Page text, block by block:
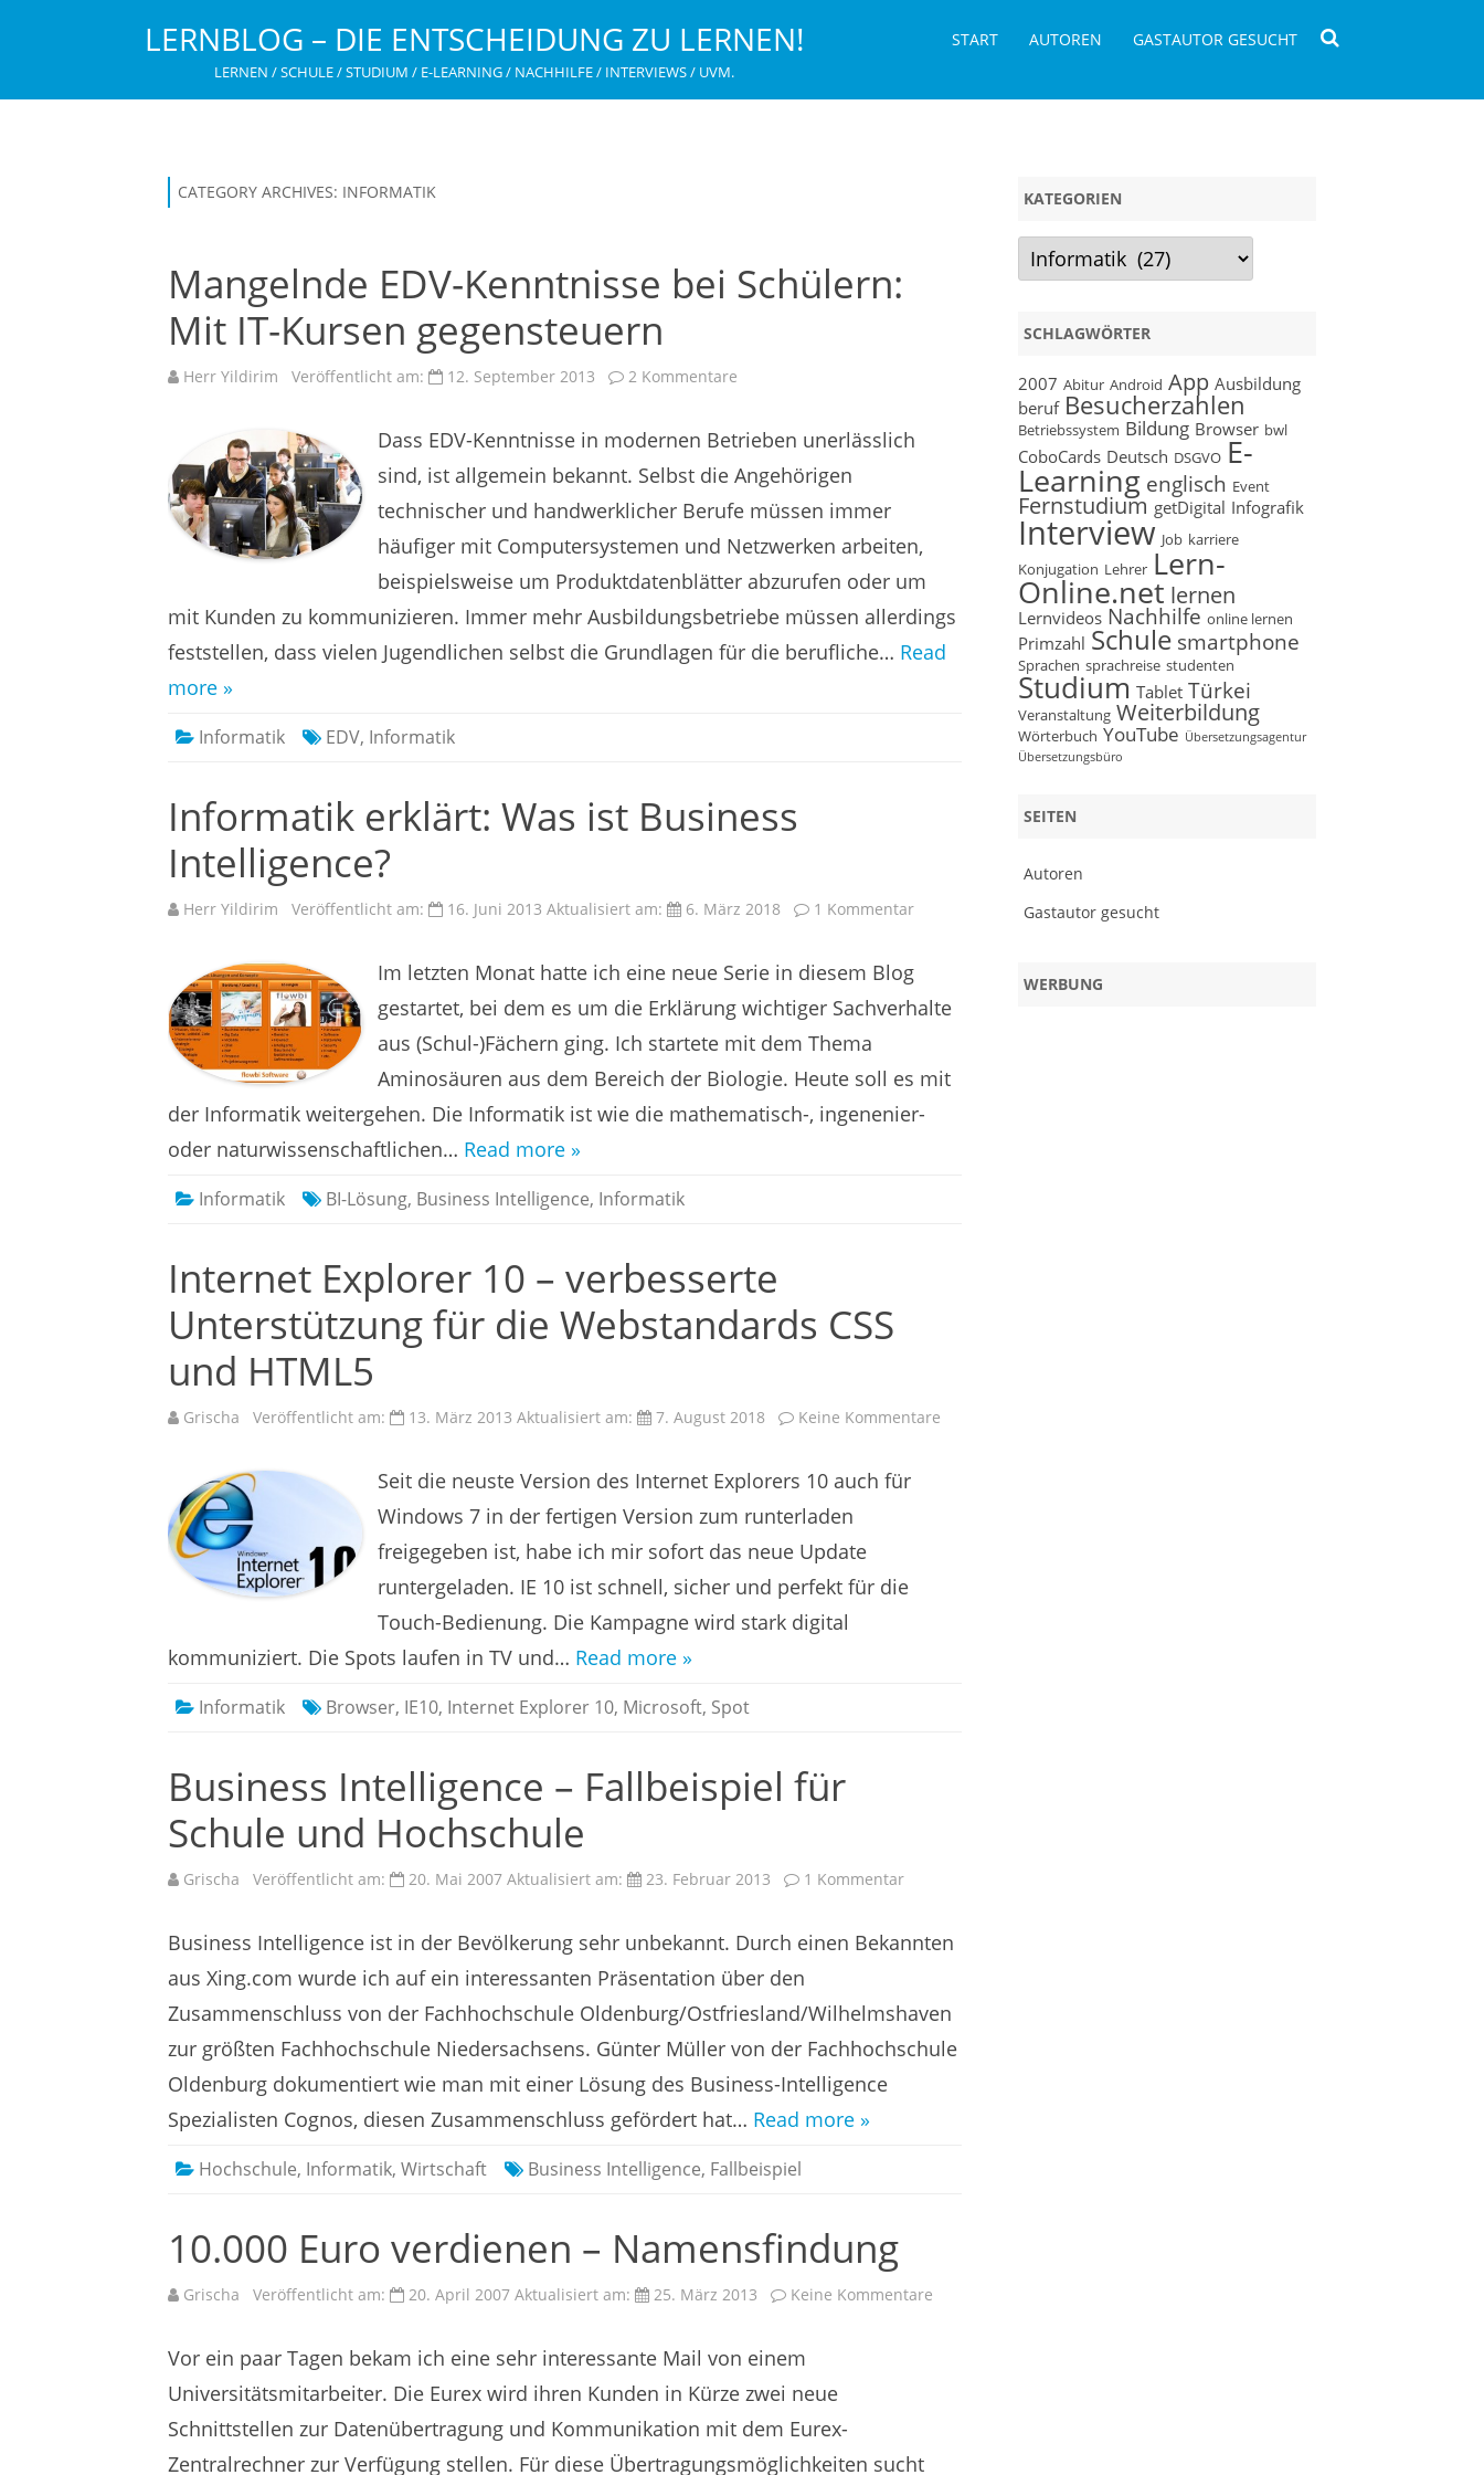
LERNBLOG – DIE ENTSCHEIDUNG ZU LERNEN!
LERNEN / SCHULE / STUDIUM / E-LEARNING / NACHHILFE / INTERVIEWS / UVM.
START AUTOREN GASTAUTOR GESUCHT
CATEGORY ARCHIVES: INFORMATIK
Mangelnde EDV-Kenntnisse bei Schülern:
Mit IT-Kursen gegensteuern
Herr Yildirim Veröffentlicht am: 12. September 2013 2 Kommentare
bei
Schülern:
Mit
IT-
Kursen
gegensteuern
Dass EDV-Kenntnisse in modernen Betrieben unerlässlich
sind, ist allgemein bekannt. Selbst die Angehörigen
technischer und handwerklicher Berufe müssen immer
häufiger mit Computersystemen und Netzwerken arbeiten,
beispielsweise um Produktdatenblätter abzurufen oder um
mit Kunden zu kommunizieren. Immer mehr Ausbildungsbetriebe müssen allerdings
feststellen, dass vielen Jugendlichen selbst die Grundlagen für die berufliche… Read
more »
Informatik EDV, Informatik
Informatik erklärt: Was ist Business
Intelligence?
Herr Yildirim Veröffentlicht am: 16. Juni 2013 Aktualisiert am: 6. März 2018 1 Kommentarzu
ist
Business
Intelligence?
Im letzten Monat hatte ich eine neue Serie in diesem Blog
gestartet, bei dem es um die Erklärung wichtiger Sachverhalte
aus (Schul-)Fächern ging. Ich startete mit dem Thema
Aminosäuren aus dem Bereich der Biologie. Heute soll es mit
der Informatik weitergehen. Die Informatik ist wie die mathematisch-, ingenenier-
oder naturwissenschaftlichen… Read more »
Informatik BI-Lösung, Business Intelligence, Informatik
Internet Explorer 10 – verbesserte
Unterstützung für die Webstandards CSS
und HTML5
Grischa Veröffentlicht am: 13. März 2013 Aktualisiert am: 7. August 2018 Keine Kommentare
Seit die neuste Version des Internet Explorers 10 auch für
Windows 7 in der fertigen Version zum runterladen
freigegeben ist, habe ich mir sofort das neue Update
runtergeladen. IE 10 ist schnell, sicher und perfekt für die
Touch-Bedienung. Die Kampagne wird stark digital
kommuniziert. Die Spots laufen in TV und… Read more »
Informatik Browser, IE10, Internet Explorer 10, Microsoft, Spot
Business Intelligence – Fallbeispiel für
Schule und Hochschule
Grischa Veröffentlicht am: 20. Mai 2007 Aktualisiert am: 23. Februar 2013 1 Kommentarzu
Fallbeispiel
für
Business Intelligence ist in der Bevölkerung sehr unbekannt. Durch einen Bekannten
aus Xing.com wurde ich auf ein interessanten Präsentation über den
Zusammenschluss von der Fachhochschule Oldenburg/Ostfriesland/Wilhelmshaven
zur größten Fachhochschule Niedersachsens. Günter Müller von der Fachhochschule
Oldenburg dokumentiert wie man mit einer Lösung des Business-Intelligence
Spezialisten Cognos, diesen Zusammenschluss gefördert hat… Read more »
Hochschule, Informatik, Wirtschaft Business Intelligence, Fallbeispiel
10.000 Euro verdienen – Namensfindung
Grischa Veröffentlicht am: 20. April 2007 Aktualisiert am: 25. März 2013 Keine Kommentare
Vor ein paar Tagen bekam ich eine sehr interessante Mail von einem
Universitätsmitarbeiter. Die Eurex wird ihren Kunden in Kürze zwei neue
Schnittstellen zur Datenübertragung und Kommunikation mit dem Eurex-
Zentralrechner zur Verfügung stellen. Für diese Übertragungsmöglichkeiten sucht
KATEGORIEN
Kategorien
SCHLAGWÖRTER
2007 Abitur Android App Ausbildung
beruf Besucherzahlen
Betriebssystem Bildung Browser bwl
CoboCards Deutsch DSGVO E-
Learning englisch Event
Fernstudium getDigital Infografik
Interview Job karriere
Konjugation Lehrer Lern-
Online.net lernen
Lernvideos Nachhilfe online lernen
Primzahl Schule smartphone
Sprachen sprachreise studenten
Studium Tablet Türkei
Veranstaltung Weiterbildung
Wörterbuch YouTube Übersetzungsagentur
Übersetzungsbüro
SEITEN
Autoren
Gastautor gesucht
WERBUNG